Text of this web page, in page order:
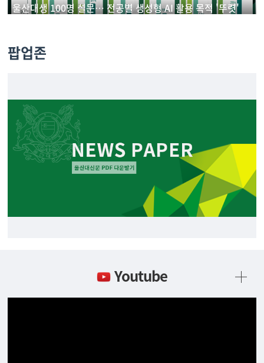
울산대생 100명 설문… 전공별 생성형 AI 활용 목적 '뚜렷'
팝업존
Youtube